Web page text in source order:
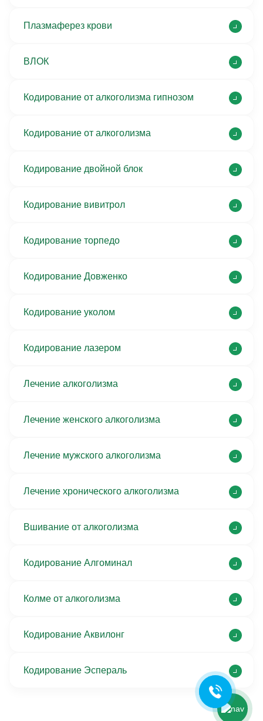
вам. Напишите мне, если у
Плазмаферез крови
ВЛОК
Кодирование от алкоголизма гипнозом
Кодирование от алкоголизма
Кодирование двойной блок
Кодирование вивитрол
Кодирование торпедо
Кодирование Довженко
Кодирование уколом
Кодирование лазером
Лечение алкоголизма
Лечение женского алкоголизма
Лечение мужского алкоголизма
Лечение хронического алкоголизма
Вшивание от алкоголизма
Кодирование Алгоминал
Колме от алкоголизма
Кодирование Аквилонг
Кодирование Эспераль